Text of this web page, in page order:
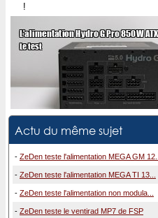
!
Actu du même sujet
- ZeDen teste l'alimentation MEGA GM 12...
- ZeDen teste l'alimentation MEGA TI 13...
- ZeDen teste l'alimentation non modula...
- ZeDen teste le ventirad MP7 de FSP